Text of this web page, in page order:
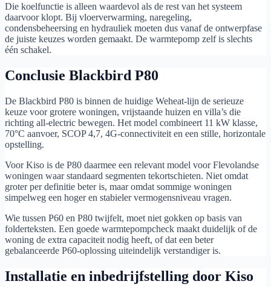
Die koelfunctie is alleen waardevol als de rest van het systeem
daarvoor klopt. Bij vloerverwarming, naregeling,
condensbeheersing en hydrauliek moeten dus vanaf de ontwerpfase
de juiste keuzes worden gemaakt. De warmtepomp zelf is slechts
één schakel.
Conclusie Blackbird P80
De Blackbird P80 is binnen de huidige Weheat-lijn de serieuze
keuze voor grotere woningen, vrijstaande huizen en villa’s die
richting all-electric bewegen. Het model combineert 11 kW klasse,
70°C aanvoer, SCOP 4,7, 4G-connectiviteit en een stille, horizontale
opstelling.
Voor Kiso is de P80 daarmee een relevant model voor Flevolandse
woningen waar standaard segmenten tekortschieten. Niet omdat
groter per definitie beter is, maar omdat sommige woningen
simpelweg een hoger en stabieler vermogensniveau vragen.
Wie tussen P60 en P80 twijfelt, moet niet gokken op basis van
folderteksten. Een goede warmtepompcheck maakt duidelijk of de
woning de extra capaciteit nodig heeft, of dat een beter
gebalanceerde P60-oplossing uiteindelijk verstandiger is.
Installatie en inbedrijfstelling door Kiso